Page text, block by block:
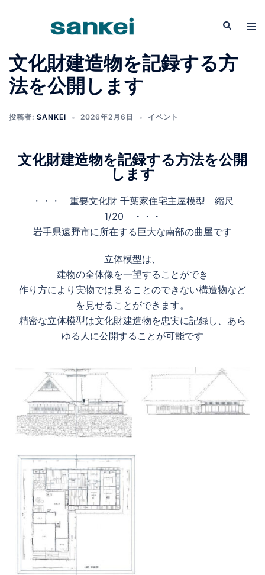
文化財建造物を記録する方
法を公開します
投稿者: SANKEI 2026年2月6日 イベント
文化財建造物を記録する方法を公開
します
・・・ 重要文化財 千葉家住宅主屋模型 縮尺
1/20 ・・・
岩手県遠野市に所在する巨大な南部の曲屋です
立体模型は、
建物の全体像を一望することができ
作り方により実物では見ることのできない構造物など
を見せることができます。
精密な立体模型は文化財建造物を忠実に記録し、あら
ゆる人に公開することが可能です